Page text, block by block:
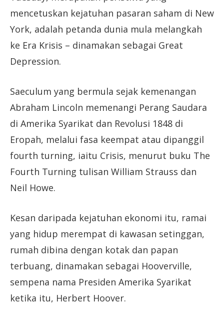
mencetuskan kejatuhan pasaran saham di New
York, adalah petanda dunia mula melangkah
ke Era Krisis – dinamakan sebagai Great
Depression.
Saeculum yang bermula sejak kemenangan
Abraham Lincoln memenangi Perang Saudara
di Amerika Syarikat dan Revolusi 1848 di
Eropah, melalui fasa keempat atau dipanggil
fourth turning, iaitu Crisis, menurut buku The
Fourth Turning tulisan William Strauss dan
Neil Howe.
Kesan daripada kejatuhan ekonomi itu, ramai
yang hidup merempat di kawasan setinggan,
rumah dibina dengan kotak dan papan
terbuang, dinamakan sebagai Hooverville,
sempena nama Presiden Amerika Syarikat
ketika itu, Herbert Hoover.